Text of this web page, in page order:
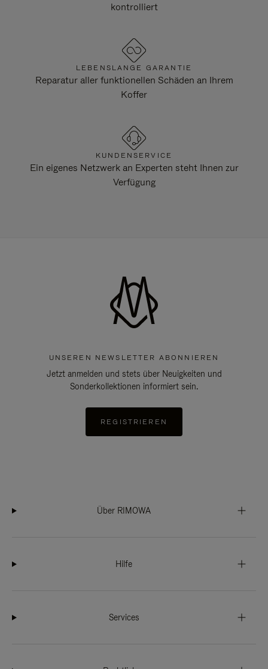
kontrolliert
LEBENSLANGE GARANTIE
Reparatur aller funktionellen Schäden an Ihrem
Koffer
KUNDENSERVICE
Ein eigenes Netzwerk an Experten steht Ihnen zur
Verfügung
UNSEREN NEWSLETTER ABONNIEREN
Jetzt anmelden und stets über Neuigkeiten und
Sonderkollektionen informiert sein.
REGISTRIEREN
Über RIMOWA
Hilfe
Services